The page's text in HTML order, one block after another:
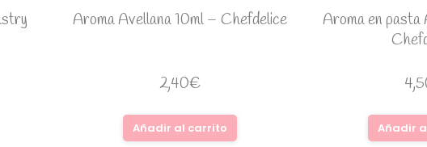
Aroma Avellana 10ml – Chefdelice
2,40€
Añadir al carrito
Aroma en
Añadir